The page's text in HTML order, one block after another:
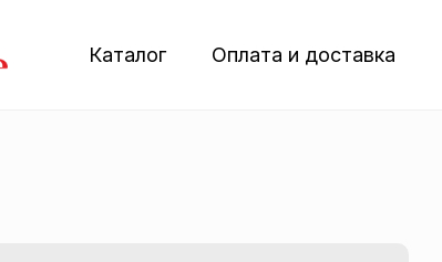
Каталог Оплата и доставка